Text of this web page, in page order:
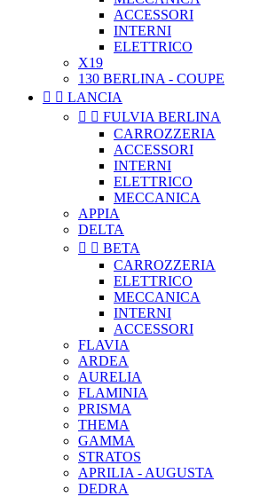
ACCESSORI
INTERNI
ELETTRICO
X19
130 BERLINA - COUPE
  LANCIA
  FULVIA BERLINA
CARROZZERIA
ACCESSORI
INTERNI
ELETTRICO
MECCANICA
APPIA
DELTA
  BETA
CARROZZERIA
ELETTRICO
MECCANICA
INTERNI
ACCESSORI
FLAVIA
ARDEA
AURELIA
FLAMINIA
PRISMA
THEMA
GAMMA
STRATOS
APRILIA - AUGUSTA
DEDRA